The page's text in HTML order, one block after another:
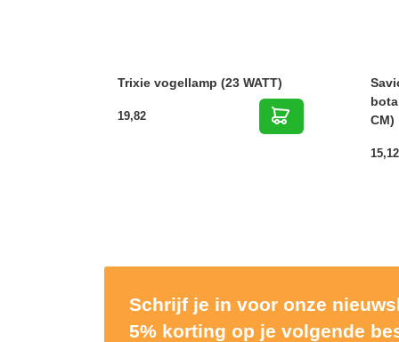
Trixie vogellamp (23 WATT)
19,82
CM)
15,12
Schrijf je in voor onze
5% korting op je volgende